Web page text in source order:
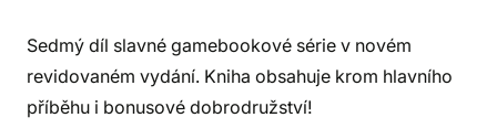
Sedmý díl slavné gamebookové série v novém
revidovaném vydání. Kniha obsahuje krom hlavního
příběhu i bonusové dobrodružství!